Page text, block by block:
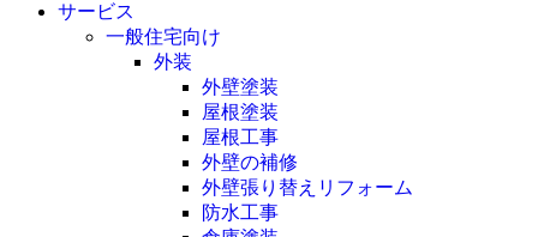
サービス
一般住宅向け
外装
外壁塗装
屋根塗装
屋根工事
外壁の補修
外壁張り替えリフォーム
防水工事